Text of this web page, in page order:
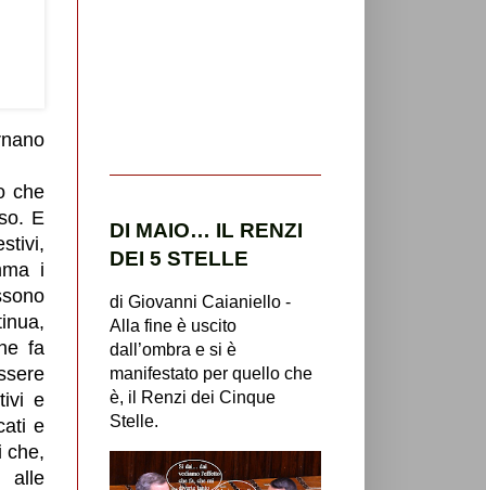
che
E
i
fa
e
e
che,
alle
DI MAIO… IL RENZI
DEI 5 STELLE
di Giovanni Caianiello -
Alla fine è uscito
dall’ombra e si è
manifestato per quello che
è, il Renzi dei Cinque
Stelle.